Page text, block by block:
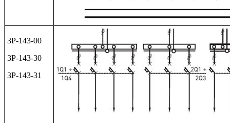
3Р-143-00
3Р-143-30
3Р-143-31